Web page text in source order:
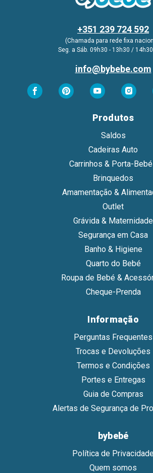
+351 239 724 592
(Chamada para rede fixa
Seg. a Sáb. 09h30 - 13h30 /
info@bybebe.com
Produtos
Saldos
Cadeiras Auto
Carrinhos & Porta-
Brinquedos
Amamentação &
Outlet
Grávida & Maternidade
Segurança em Casa
Banho & Higiene
Quarto do Bebé
Roupa de Bebé &
Cheque-Prenda
Informação
Perguntas Frequentes
Trocas e Devoluções
Termos e Condições
Portes e Entregas
Guia de Compras
Alertas de Segurança de
bybebé
Política de
Quem somos